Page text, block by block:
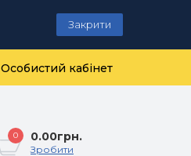
Закрити
Особистий кабінет
0 0.00грн.
Зробити